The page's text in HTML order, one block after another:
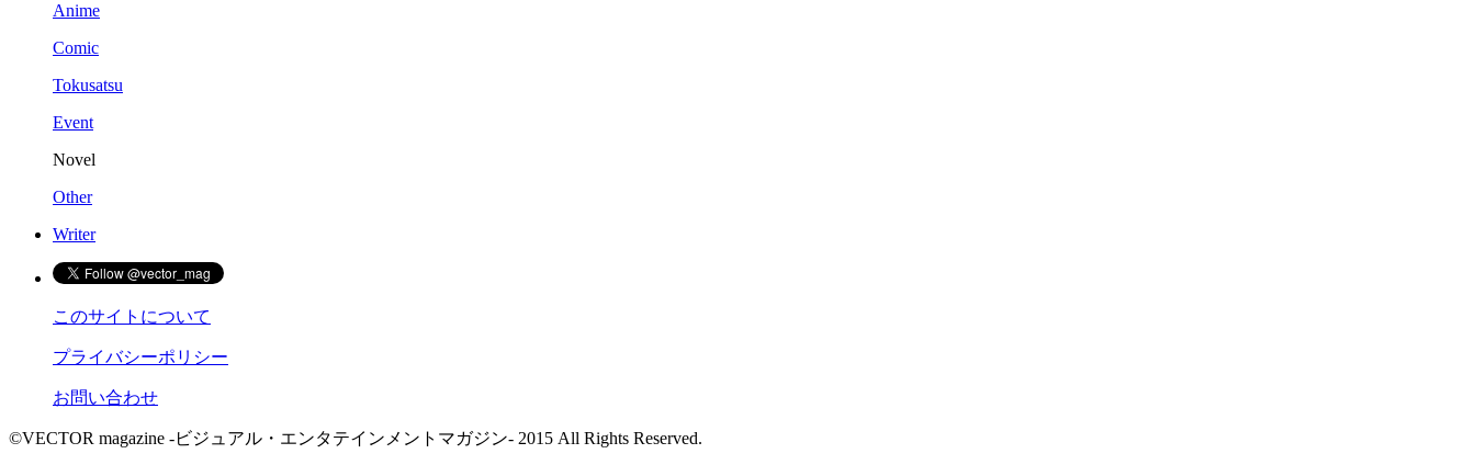
Anime
Comic
Tokusatsu
Event
Novel
Other
Writer
このサイトについて
プライバシーポリシー
お問い合わせ
©VECTOR magazine -ビジュアル・エンタテインメントマガジン- 2015 All Rights Reserved.